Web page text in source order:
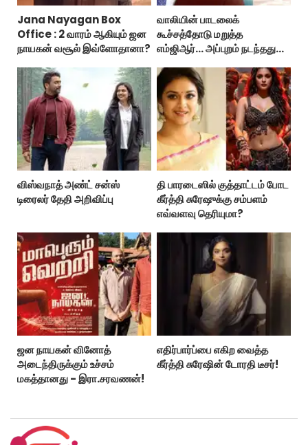
Jana Nayagan Box
Office : 2 வாரம் ஆகியும் ஜன
நாயகன் வசூல் இவ்ளோதானா?
வாலியின் பாடலைக்
கூச்சத்தோடு மறுத்த
எம்ஜிஆர்... அப்புறம் நடந்தது
விஸ்வநாத் அண்ட் சன்ஸ்
டிரைலர் தேதி அறிவிப்பு
தி பாரடைஸில் குத்தாட்டம் போட
கீர்த்தி சுரேஷுக்கு சம்பளம்
எவ்வளவு தெரியுமா?
ஜன நாயகன் வினோத்
அடைந்திருக்கும் உச்சம்
மகத்தானது - இரா.சரவணன்!
எதிர்பார்ப்பை எகிற வைத்த
கீர்த்தி சுரேஷின் டோரதி டீசர்!